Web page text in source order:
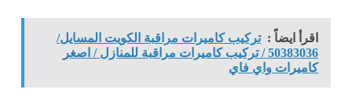
اقرأ ايضاً : تركيب كاميرات مراقبة الكويت المسايل/
50383036 / تركيب كاميرات مراقبة للمنازل / اصغر
كاميرات واي فاي